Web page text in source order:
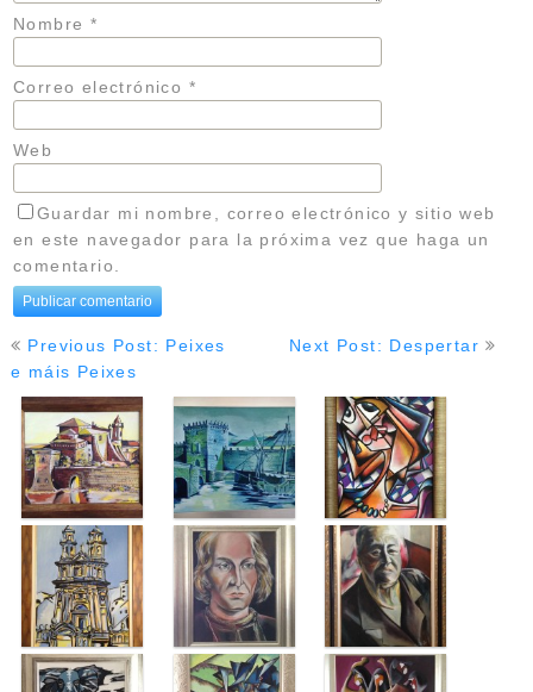
Nombre *
Correo electrónico *
Web
Guardar mi nombre, correo electrónico y sitio web
en este navegador para la próxima vez que haga un
comentario.
Navegación
de
entradas
Previous Post: Peixes
e máis Peixes
Next Post: Despertar